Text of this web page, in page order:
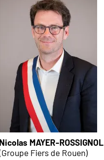
Nicolas MAYER-ROSSIGNOL
Fiers de Rouen)